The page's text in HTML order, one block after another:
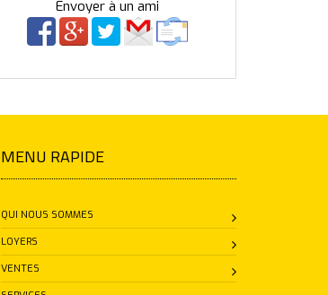
Envoyer à un ami
MENU RAPIDE
QUI NOUS SOMMES
LOYERS
VENTES